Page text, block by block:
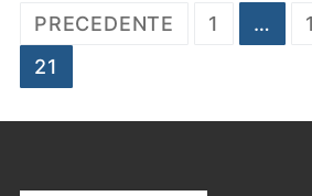
Paginazione
degli
PRECEDENTE 1 …
21